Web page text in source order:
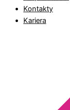
Kontakty
Kariera